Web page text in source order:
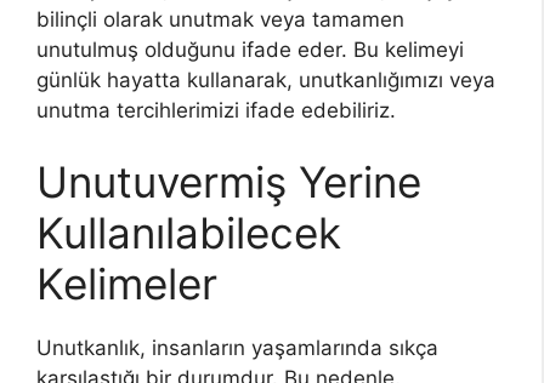
bilinçli olarak unutmak veya tamamen
unutulmuş olduğunu ifade eder. Bu kelimeyi
günlük hayatta kullanarak, unutkanlığımızı veya
unutma tercihlerimizi ifade edebiliriz.
Unutuvermiş Yerine
Kullanılabilecek
Kelimeler
Unutkanlık, insanların yaşamlarında sıkça
karşılaştığı bir durumdur. Bu nedenle,